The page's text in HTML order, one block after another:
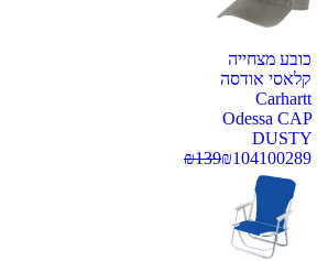
כובע מצחייה
קלאסי אודסה
Carhartt
Odessa CAP
DUSTY
100289
₪104
₪139